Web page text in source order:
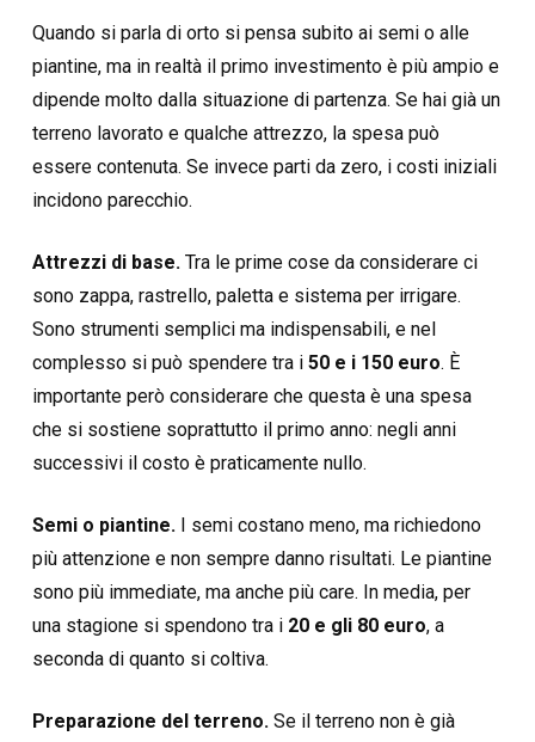
Quando si parla di orto si pensa subito ai semi o alle
piantine, ma in realtà il primo investimento è più ampio e
dipende molto dalla situazione di partenza. Se hai già un
terreno lavorato e qualche attrezzo, la spesa può
essere contenuta. Se invece parti da zero, i costi iniziali
incidono parecchio.
Attrezzi di base.Tra le prime cose da considerare ci
sono zappa, rastrello, paletta e sistema per irrigare.
Sono strumenti semplici ma indispensabili, e nel
complesso si può spendere tra i 50 e i 150 euro. È
importante però considerare che questa è una spesa
che si sostiene soprattutto il primo anno: negli anni
successivi il costo è praticamente nullo.
Semi o piantine.I semi costano meno, ma richiedono
più attenzione e non sempre danno risultati. Le piantine
sono più immediate, ma anche più care. In media, per
una stagione si spendono tra i 20 e gli 80 euro, a
seconda di quanto si coltiva.
Preparazione del terreno.Se il terreno non è già